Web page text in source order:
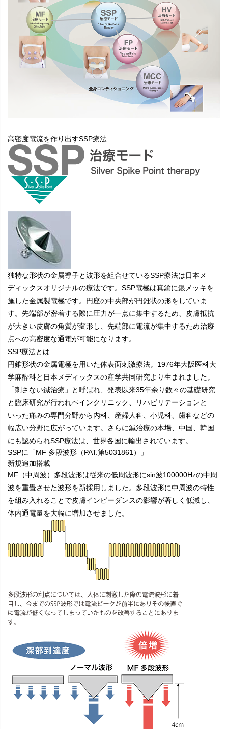
高密度電流を作り出すSSP療法
独特な形状の金属導子と波形を組合せているSSP療法は日本メ
ディックスオリジナルの療法です。SSP電極は真鍮に銀メッキを
施した金属製電極です。円座の中央部が円錐状の形をしていま
す。先端部が密着する際に圧力が一点に集中するため、皮膚抵抗
が大きい皮膚の角質が変形し、先端部に電流が集中するため治療
点への高密度な通電が可能になります。
SSP療法とは
円錐形状の金属電極を用いた体表面刺激療法。1976年大阪医科大
学麻酔科と日本メディックスの産学共同研究より生まれました。
「刺さない鍼治療」と呼ばれ、発表以来35年余り数々の基礎研究
と臨床研究が行われペインクリニック、リハビリテーションと
いった痛みの専門分野から内科、産婦人科、小児科、歯科などの
幅広い分野に広がっています。さらに鍼治療の本場、中国、韓国
にも認められSSP療法は、世界各国に輸出されています。
SSPに「MF 多段波形 （PAT.第5031861）
」
新規追加搭載
MF（中周波）多段波形は従来の低周波形にsin波100000Hzの中周
波を重畳させた波形を新採用しました。多段波形に中周波の特性
を組み入れることで皮膚インピーダンスの影響が著しく低減し、
体内通電量を大幅に増加させました。